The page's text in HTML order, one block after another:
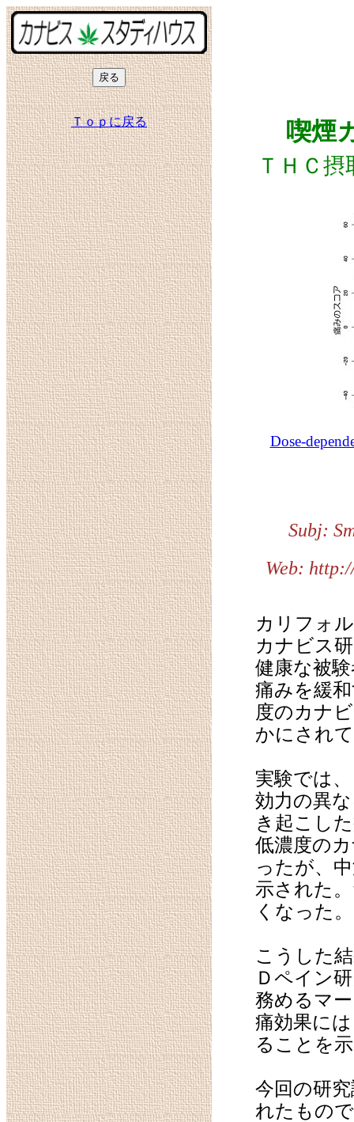
Ｔｏｐに戻る 喫煙
ＴＨＣ
Dose-
Subj:
Web:
カリフォ
カナビス
健康な被
痛みを緩
度のカナ
かにされ
実験では
効力の異
き起こし
低濃度の
ったが、
示された
くなった。
こうした
Ｄペイン
務めるマ
痛効果に
ることを
今回の研
れたもの